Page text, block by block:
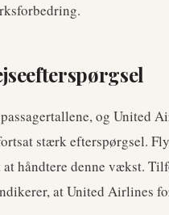
og United
stærk efterspørgsel.
håndtere denne vækst.
at United Airlines